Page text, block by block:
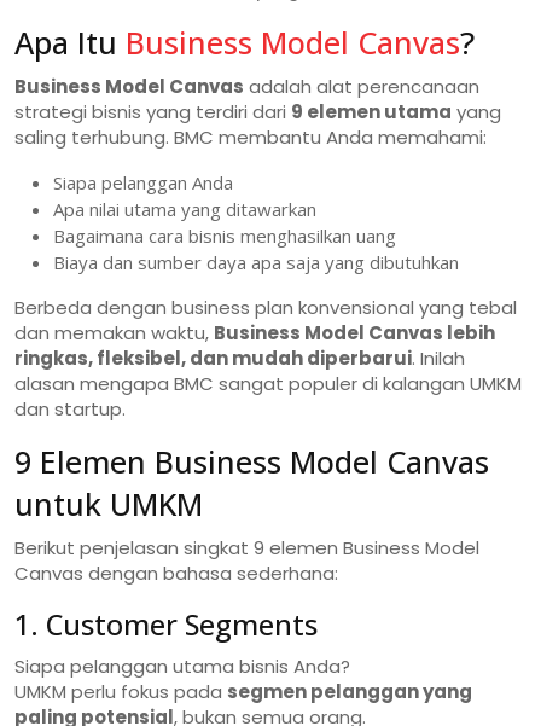
Apa Itu Business Model Canvas?
Business Model Canvas adalah alat perencanaan
strategi bisnis yang terdiri dari 9 elemen utama yang
saling terhubung. BMC membantu Anda memahami:
Siapa pelanggan Anda
Apa nilai utama yang ditawarkan
Bagaimana cara bisnis menghasilkan uang
Biaya dan sumber daya apa saja yang dibutuhkan
Berbeda dengan business plan konvensional yang tebal
dan memakan waktu, Business Model Canvas lebih
ringkas, fleksibel, dan mudah diperbarui. Inilah
alasan mengapa BMC sangat populer di kalangan UMKM
dan startup.
9 Elemen Business Model Canvas
untuk UMKM
Berikut penjelasan singkat 9 elemen Business Model
Canvas dengan bahasa sederhana:
1. Customer Segments
Siapa pelanggan utama bisnis Anda?
UMKM perlu fokus pada segmen pelanggan yang
paling potensial, bukan semua orang.